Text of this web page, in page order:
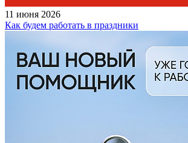
11 июня 2026
Как будем работать в праздники